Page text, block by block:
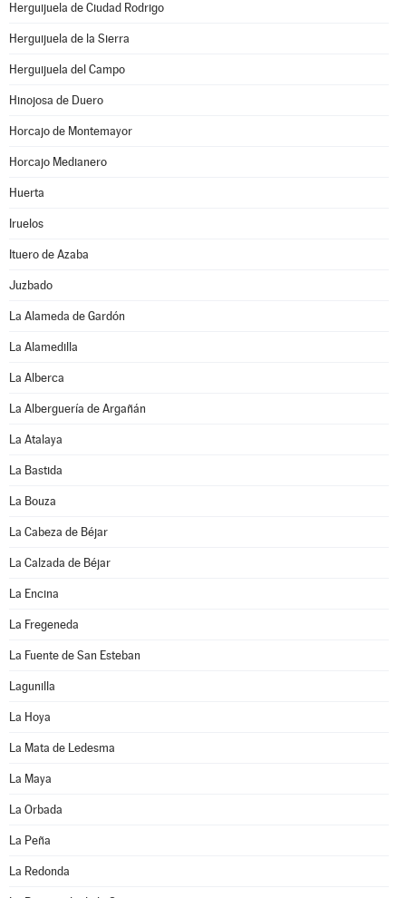
Herguijuela de Ciudad Rodrigo
Herguijuela de la Sierra
Herguijuela del Campo
Hinojosa de Duero
Horcajo de Montemayor
Horcajo Medianero
Huerta
Iruelos
Ituero de Azaba
Juzbado
La Alameda de Gardón
La Alamedilla
La Alberca
La Alberguería de Argañán
La Atalaya
La Bastida
La Bouza
La Cabeza de Béjar
La Calzada de Béjar
La Encina
La Fregeneda
La Fuente de San Esteban
Lagunilla
La Hoya
La Mata de Ledesma
La Maya
La Orbada
La Peña
La Redonda